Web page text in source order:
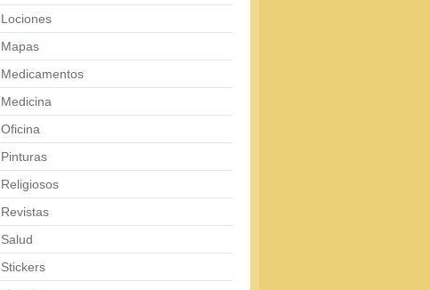
Lociones
Mapas
Medicamentos
Medicina
Oficina
Pinturas
Religiosos
Revistas
Salud
Stickers